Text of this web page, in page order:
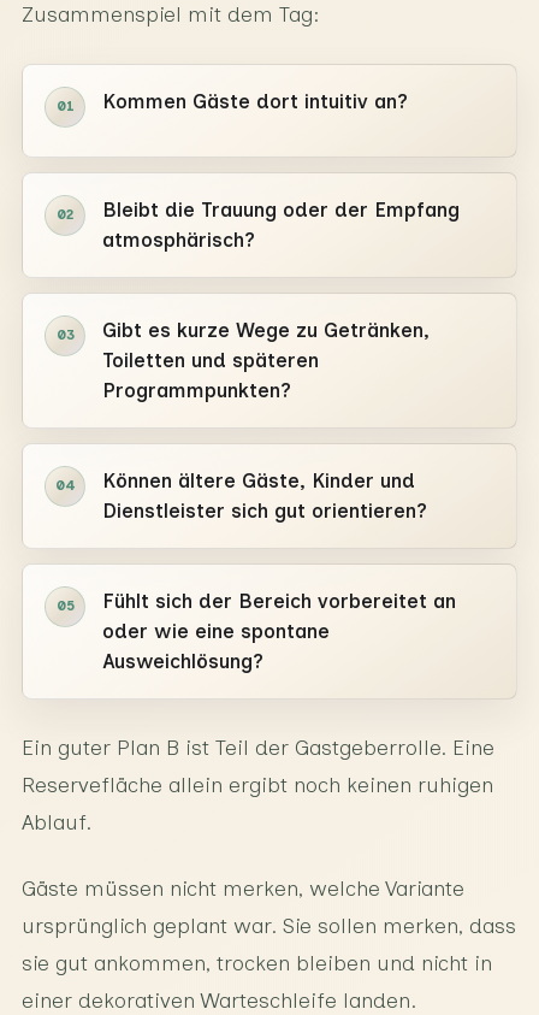
Zusammenspiel mit dem Tag:
01 Kommen Gäste dort intuitiv an?
02
Bleibt die Trauung oder der Empfang
atmosphärisch?
03
Gibt es kurze Wege zu Getränken,
Toiletten und späteren
Programmpunkten?
04
Können ältere Gäste, Kinder und
Dienstleister sich gut orientieren?
05
Fühlt sich der Bereich vorbereitet an
oder wie eine spontane
Ausweichlösung?
Ein guter Plan B ist Teil der Gastgeberrolle. Eine
Reservefläche allein ergibt noch keinen ruhigen
Ablauf.
Gäste müssen nicht merken, welche Variante
ursprünglich geplant war. Sie sollen merken, dass
sie gut ankommen, trocken bleiben und nicht in
einer dekorativen Warteschleife landen.